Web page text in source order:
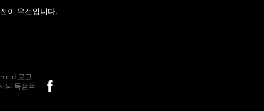
이 우선입니다.
로고
의 독점적